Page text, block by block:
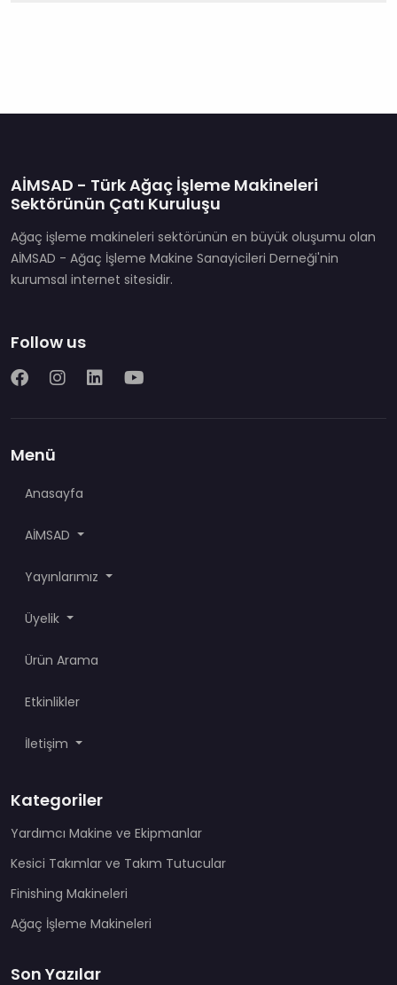
AİMSAD - Türk Ağaç İşleme Makineleri
Sektörünün Çatı Kuruluşu
Ağaç işleme makineleri sektörünün en büyük oluşumu olan
AİMSAD - Ağaç İşleme Makine Sanayicileri Derneği'nin
kurumsal internet sitesidir.
Follow us
Menü
Anasayfa
AİMSAD
Yayınlarımız
Üyelik
Ürün Arama
Etkinlikler
İletişim
Kategoriler
Yardımcı Makine ve Ekipmanlar
Kesici Takımlar ve Takım Tutucular
Finishing Makineleri
Ağaç İşleme Makineleri
Son Yazılar